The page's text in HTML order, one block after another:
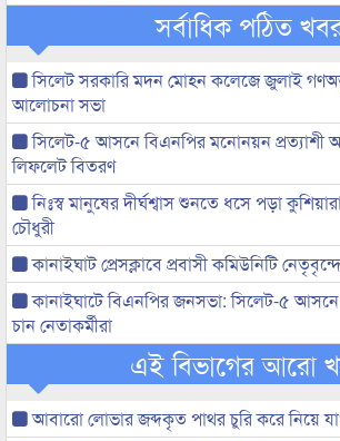
সর্বাধিক পঠিত
সিলেট সরকারি মদন মোহন কলেজে জুলাই
আলোচনা সভা
সিলেট-৫ আসনে বিএনপির মনোনয়ন প্রত্যাশী
লিফলেট বিতরণ
নিঃস্ব মানুষের দীর্ঘশ্বাস শুনতে ধসে পড়া
চৌধুরী
কানাইঘাট প্রেসক্লাবে প্রবাসী কমিউনিটি
কানাইঘাটে বিএনপির জনসভা: সিলেট-৫ আসনে
চান নেতাকর্মীরা
এই বিভাগের আরো
আবারো লোভার জব্দকৃত পাথর চুরি করে নিয়ে